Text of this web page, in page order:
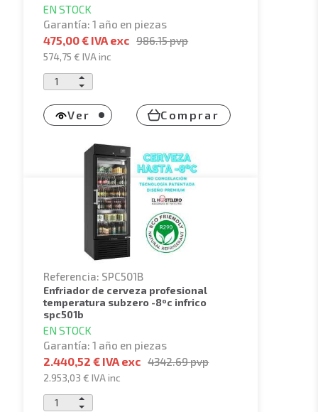
EN STOCK
Garantía: 1 año en piezas
475,00 € IVA exc 986.15pvp
574,75 €IVA inc
Ver Comprar
Referencia: SPC501B
enfriador de cerveza profesional
temperatura subzero -8ºc infrico
spc501b
EN STOCK
Garantía: 1 año en piezas
2.440,52 € IVA exc 4342.69pvp
2.953,03 €IVA inc